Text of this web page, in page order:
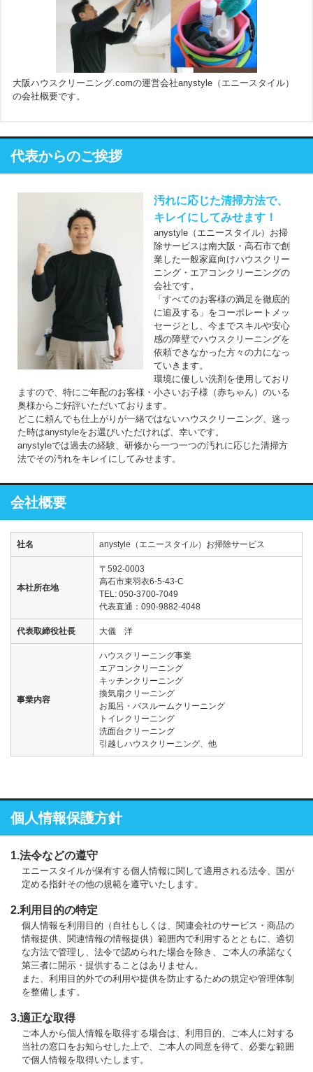
大阪ハウスクリーニング.comの運営会社anystyle（エニースタイル）
の会社概要です。
代表からのご挨拶
汚れに応じた清掃方法で、
キレイにしてみせます！
anystyle（エニースタイル）お掃
除サービスは南大阪・高石市で創
業した一般家庭向けハウスクリー
ニング・エアコンクリーニングの
会社です。
「すべてのお客様の満足を徹底的
に追及する」をコーポレートメッ
セージとし、今までスキルや安心
感の障壁でハウスクリーニングを
依頼できなかった方々の力になっ
ていきます。
環境に優しい洗剤を使用しており
ますので、特にご年配のお客様・小さいお子様（赤ちゃん）のいる
奥様からご好評いただいております。
どこに頼んでも仕上がりが一緒ではないハウスクリーニング、迷っ
た時はanystyleをお選びいただければ、幸いです。
anystyleでは過去の経験、研修から一つ一つの汚れに応じた清掃方
法でその汚れをキレイにしてみせます。
会社概要
社名 anystyle（エニースタイル）お掃除サービス
本社所在地
〒592-0003
高石市東羽衣6-5-43-C
TEL: 050-3700-7049
代表直通：090-9882-4048
代表取締役社長 大儀 洋
事業内容
ハウスクリーニング事業
エアコンクリーニング
キッチンクリーニング
換気扇クリーニング
お風呂・バスルームクリーニング
トイレクリーニング
洗面台クリーニング
引越しハウスクリーニング、他
個人情報保護方針
1.法令などの遵守
エニースタイルが保有する個人情報に関して適用される法令、国が
定める指針その他の規範を遵守いたします。
2.利用目的の特定
個人情報を利用目的（自社もしくは、関連会社のサービス・商品の
情報提供、関連情報の情報提供）範囲内で利用するとともに、適切
な方法で管理し、法令で認められた場合を除き、ご本人の承諾なく
第三者に開示・提供することはありません。
また、利用目的外での利用や提供を防止するための規定や管理体制
を整備します。
3.適正な取得
ご本人から個人情報を取得する場合は、利用目的、ご本人に対する
当社の窓口をお知らせした上で、ご本人の同意を得て、必要な範囲
で個人情報を取得いたします。